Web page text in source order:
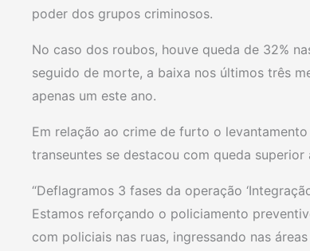
poder dos grupos criminosos.
No caso dos roubos, houve queda de 32%
seguido de morte, a baixa nos últimos três
apenas um este ano.
Em relação ao crime de furto o
transeuntes se destacou com queda
“Deflagramos 3 fases da operação
Estamos reforçando o policiamento
com policiais nas ruas, ingressando nas